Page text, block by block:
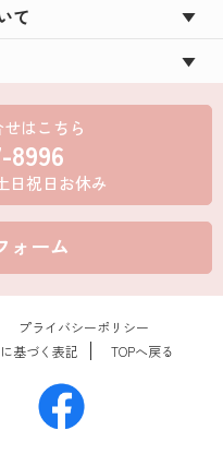
新登場！！！
フト★☆を新米でお
ージもオリジナルで
ルの日本酒ギフト★
気！◇◆夏のオリジナ
て
はこちら
8996
日祝日お休み
ォーム
プライバシーポリシー
基づく表記 TOPへ戻る